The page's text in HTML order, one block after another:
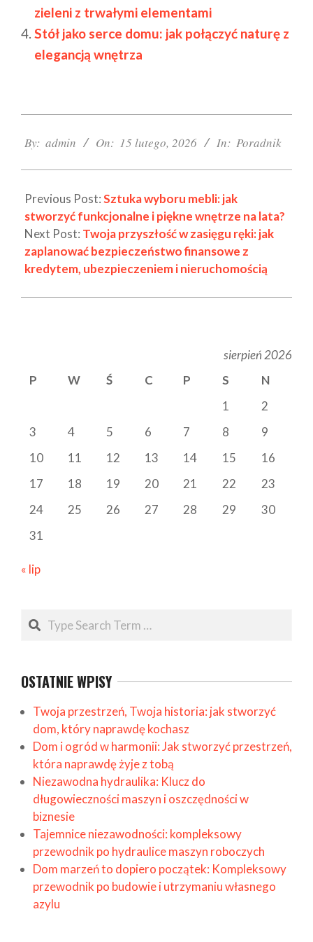
zieleni z trwałymi elementami
Stół jako serce domu: jak połączyć naturę z
elegancją wnętrza
02-
By: admin On: 15 lutego, 2026 In: Poradnik
Previous Post:Sztuka wyboru mebli: jak
stworzyć funkcjonalne i piękne wnętrze na lata?
Next Post: Twoja przyszłość w zasięgu ręki: jak
zaplanować bezpieczeństwo finansowe z
kredytem, ubezpieczeniem i nieruchomością
sierpień 2026
P
W Ś C P S
N
1
2
3
4 5 6 7 8
9
10
11 12 13 14 15
16
17
18 19 20 21 22
23
24
25 26 27 28 29
30
31
« lip
Search
OSTATNIE WPISY
Twoja przestrzeń, Twoja historia: jak stworzyć
dom, który naprawdę kochasz
Dom i ogród w harmonii: Jak stworzyć przestrzeń,
która naprawdę żyje z tobą
Niezawodna hydraulika: Klucz do
długowieczności maszyn i oszczędności w
biznesie
Tajemnice niezawodności: kompleksowy
przewodnik po hydraulice maszyn roboczych
Dom marzeń to dopiero początek: Kompleksowy
przewodnik po budowie i utrzymaniu własnego
azylu